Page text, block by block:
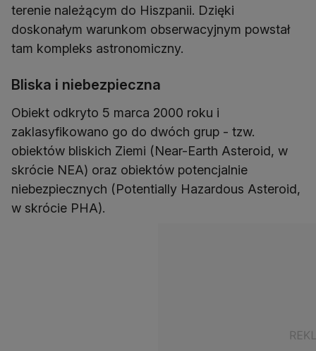
terenie należącym do Hiszpanii. Dzięki
doskonałym warunkom obserwacyjnym powstał
tam kompleks astronomiczny.
Bliska i niebezpieczna
Obiekt odkryto 5 marca 2000 roku i
zaklasyfikowano go do dwóch grup - tzw.
obiektów bliskich Ziemi (Near-Earth Asteroid, w
skrócie NEA) oraz obiektów potencjalnie
niebezpiecznych (Potentially Hazardous Asteroid,
w skrócie PHA).